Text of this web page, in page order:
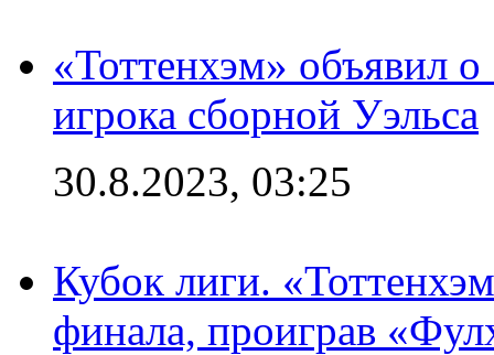
«Тоттенхэм» объявил
игрока сборной Уэльса
30.8.2023, 03:25
Кубок лиги.
финала, проиграв